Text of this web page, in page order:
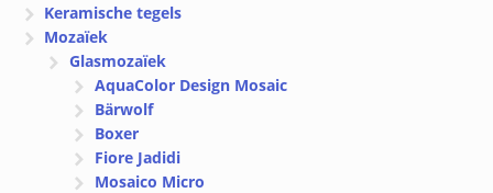
Keramische tegels
Mozaïek
Glasmozaïek
AquaColor Design Mosaic
Bärwolf
Boxer
Fiore Jadidi
Mosaico Micro